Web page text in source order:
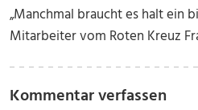
„Manchmal braucht es halt ein
Mitarbeiter vom Roten Kreuz
Kommentar verfassen